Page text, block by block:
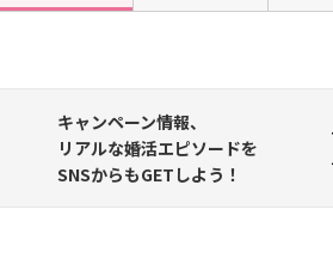
キャンペーン情報、
リアルな婚活エピソードを
SNSからもGETしよう！